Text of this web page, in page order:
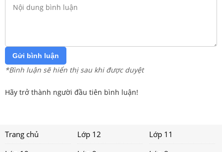
Gửi bình luận
*Bình luận sẽ hiển thị sau khi được duyệt
Hãy trở thành người đầu tiên bình luận!
Trang chủ Lớp 12
Lớp 11